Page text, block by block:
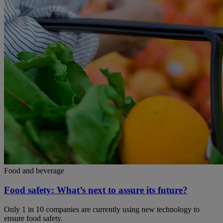
Food and beverage
Food safety: What’s next to assure its future?
Only 1 in 10 companies are currently using new technology to
ensure food safety.